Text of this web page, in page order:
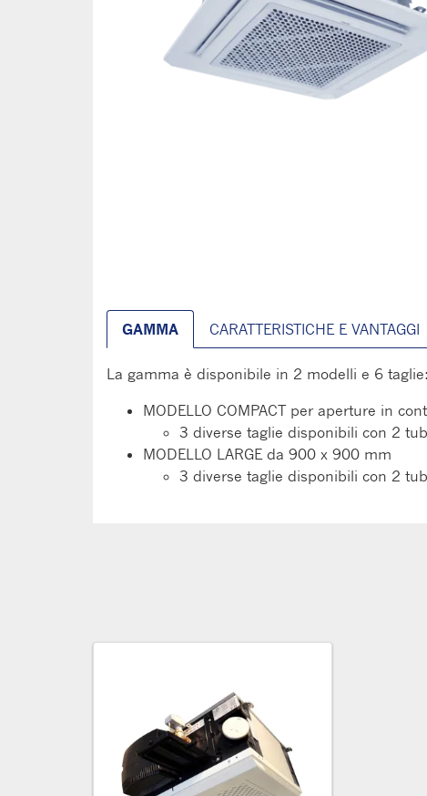
GAMMA CARATTERISTICHE E VANTAGGI
La gamma è disponibile in 2 modelli e 6 taglie:
MODELLO COMPACT per aperture in
3 diverse taglie disponibili con 2
MODELLO LARGE da 900 x 900 mm
3 diverse taglie disponibili con 2